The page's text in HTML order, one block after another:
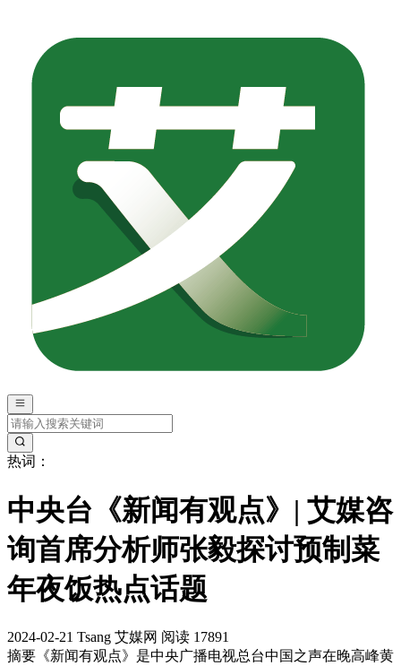
热词：
中央台《新闻有观点》| 艾媒咨
询首席分析师张毅探讨预制菜
年夜饭热点话题
2024-02-21 Tsang 艾媒网 阅读 17891
摘要 《新闻有观点》是中央广播电视总台中国之声在晚高峰黄